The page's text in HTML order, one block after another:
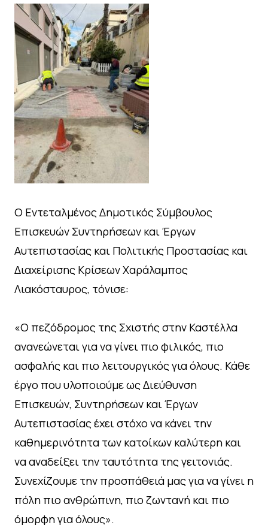
Ο Εντεταλμένος Δημοτικός Σύμβουλος
Επισκευών Συντηρήσεων και Έργων
Αυτεπιστασίας και Πολιτικής Προστασίας και
Διαχείρισης Κρίσεων Χαράλαμπος
Λιακόσταυρος, τόνισε:
«Ο πεζόδρομος της Σχιστής στην Καστέλλα
ανανεώνεται για να γίνει πιο φιλικός, πιο
ασφαλής και πιο λειτουργικός για όλους. Κάθε
έργο που υλοποιούμε ως Διεύθυνση
Επισκευών, Συντηρήσεων και Έργων
Αυτεπιστασίας έχει στόχο να κάνει την
καθημερινότητα των κατοίκων καλύτερη και
να αναδείξει την ταυτότητα της γειτονιάς.
Συνεχίζουμε την προσπάθειά μας για να γίνει η
πόλη πιο ανθρώπινη, πιο ζωντανή και πιο
όμορφη για όλους».